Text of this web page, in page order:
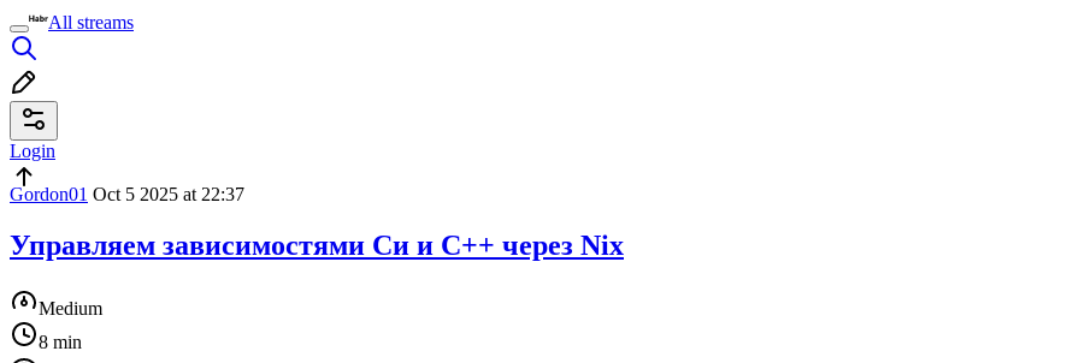
All streams
Login
Gordon01 Oct 5 2025 at 22:37
Управляем зависимостями Cи и C++ через Nix
Medium
8 min